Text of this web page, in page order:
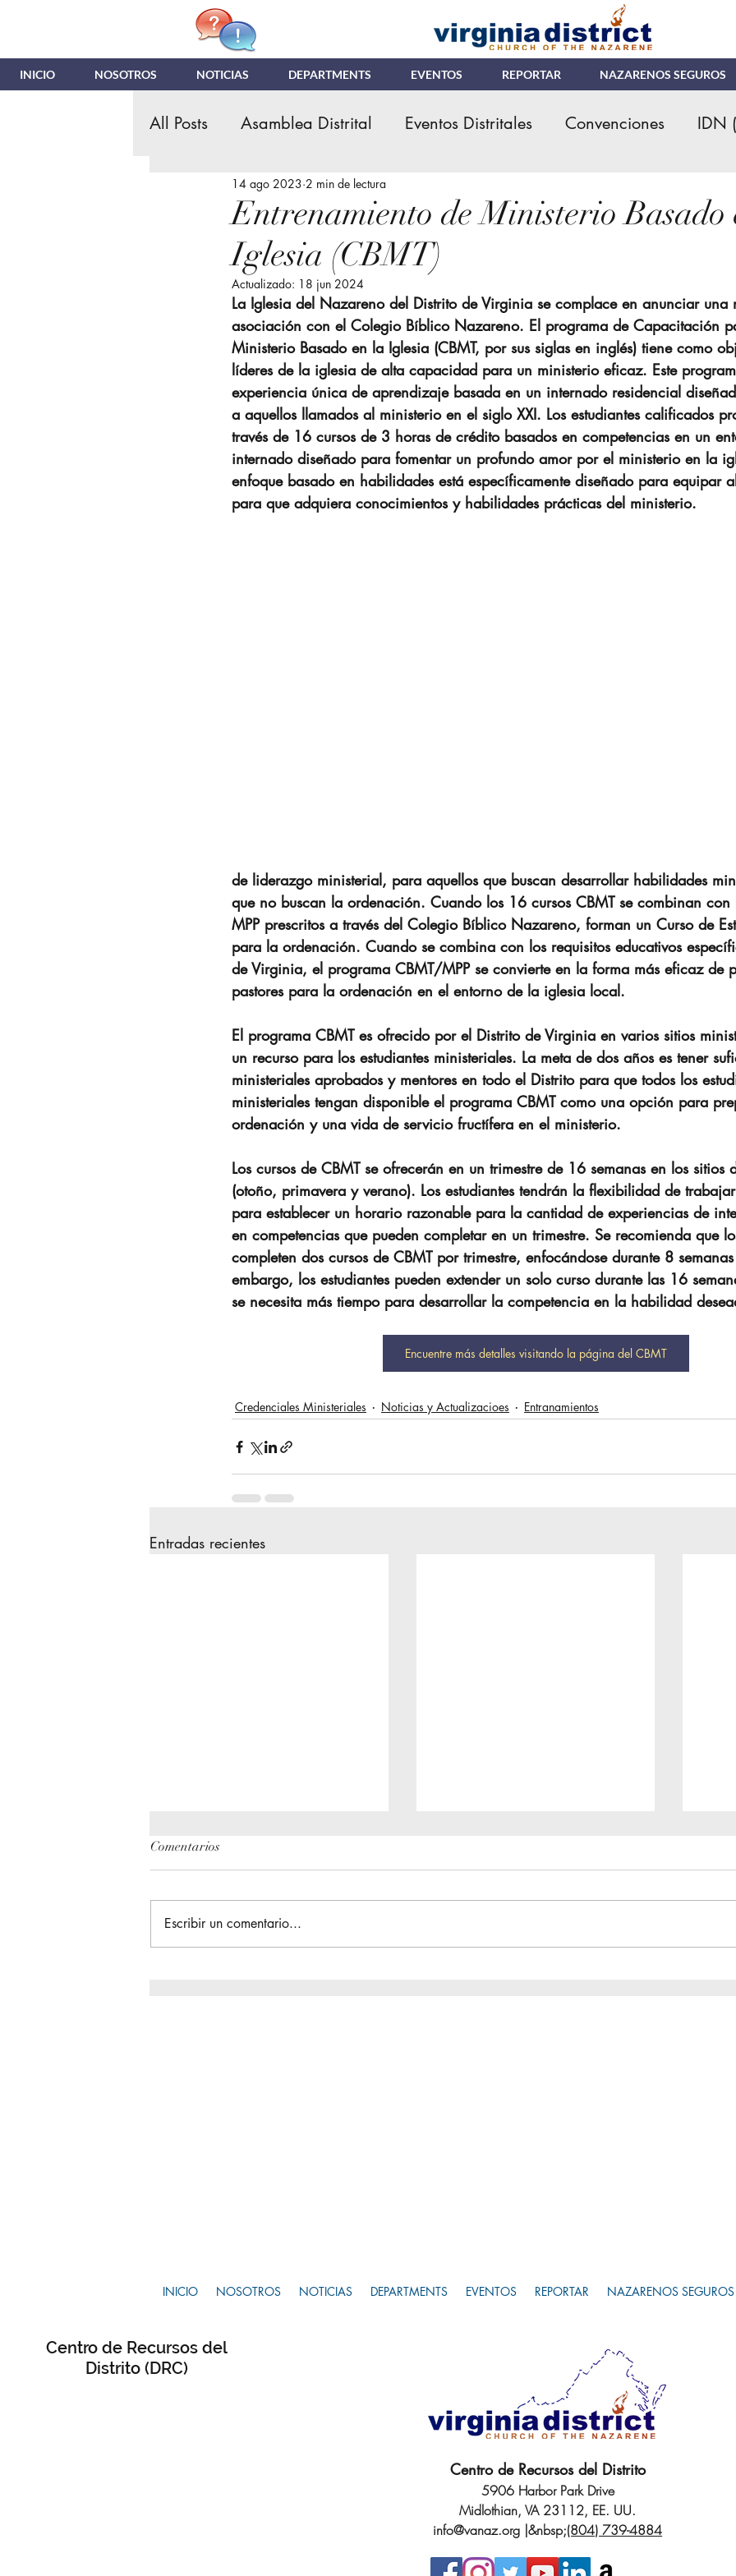
INICIO NOSOTROS NOTICIAS DEPARTMENTS EVENTOS REPORTAR NAZARENOS SEGUROS
All Posts Asamblea Distrital Eventos Distritales Convenciones IDN
Retiro de Hombres Instituto Teologico
Asamblea General IDN Ministerio de Niños
Noticias y Actualizacioes MNI (NMI) JNI (NYI)
Reportar Esgrima (Quizzing) DNI Teaching Church VNRC -
Nazarenos Seguros DIG Campmeeting NBC Oración Retiro
Black Ministries
Entrenamiento de Ministerio Basado
Iglesia (CBMT)
14 ago 2023 2 min de lectura
Actualizado: 18 jun 2024
La Iglesia del Nazareno del Distrito de Virginia se complace en anunciar una
asociación con el Colegio Bíblico Nazareno. El programa de Capacitación
Ministerio Basado en la Iglesia (CBMT, por sus siglas en inglés) tiene como
líderes de la iglesia de alta capacidad para un ministerio eficaz. Este
experiencia única de aprendizaje basada en un internado residencial
a aquellos llamados al ministerio en el siglo XXI. Los estudiantes calificados
través de 16 cursos de 3 horas de crédito basados en competencias en un
internado diseñado para fomentar un profundo amor por el ministerio en la
enfoque basado en habilidades está específicamente diseñado para equipar
para que adquiera conocimientos y habilidades prácticas del ministerio.
de liderazgo ministerial, para aquellos que buscan desarrollar habilidades
que no buscan la ordenación. Cuando los 16 cursos CBMT se combinan con
MPP prescritos a través del Colegio Bíblico Nazareno, forman un Curso de
para la ordenación. Cuando se combina con los requisitos educativos
de Virginia, el programa CBMT/MPP se convierte en la forma más eficaz de
pastores para la ordenación en el entorno de la iglesia local.
El programa CBMT es ofrecido por el Distrito de Virginia en varios sitios
un recurso para los estudiantes ministeriales. La meta de dos años es tener
ministeriales aprobados y mentores en todo el Distrito para que todos los
ministeriales tengan disponible el programa CBMT como una opción para
ordenación y una vida de servicio fructífera en el ministerio.
Los cursos de CBMT se ofrecerán en un trimestre de 16 semanas en los sitios
(otoño, primavera y verano). Los estudiantes tendrán la flexibilidad de
para establecer un horario razonable para la cantidad de experiencias de
en competencias que pueden completar en un trimestre. Se recomienda que
completen dos cursos de CBMT por trimestre, enfocándose durante 8
embargo, los estudiantes pueden extender un solo curso durante las 16
se necesita más tiempo para desarrollar la competencia en la habilidad
Encuentre más detalles visitando la página del CBMT
Credenciales Ministeriales Noticias y Actualizacioes Entranamientos
Entradas recientes
Reuniones de Zona 2026
Comentarios
Escribir un comentario...
INICIO NOSOTROS NOTICIAS DEPARTMENTS EVENTOS REPORTAR NAZARENOS SEGUROS
Centro de Recursos del
Distrito (DRC)
Centro de Recursos del Distrito
5906 Harbor Park Drive
Midlothian, VA 23112, EE. UU.
info@vanaz.org |&nbsp;(804) 739-4884